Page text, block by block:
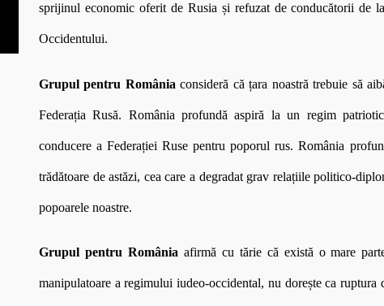
sprijinul economic oferit de Rusia și refuzat de conducătorii de
Occidentului.
Grupul pentru România consideră că țara noastră trebuie să
Federația Rusă. România profundă aspiră la un regim
conducere a Federației Ruse pentru poporul rus. România
trădătoare de astăzi, cea care a degradat grav relațiile politico-
popoarele noastre.
Grupul pentru România afirmă cu tărie că există o mare
manipulatoare a regimului iudeo-occidental, nu dorește ca ruptura